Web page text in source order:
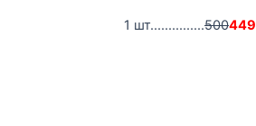
1 шт...............500449